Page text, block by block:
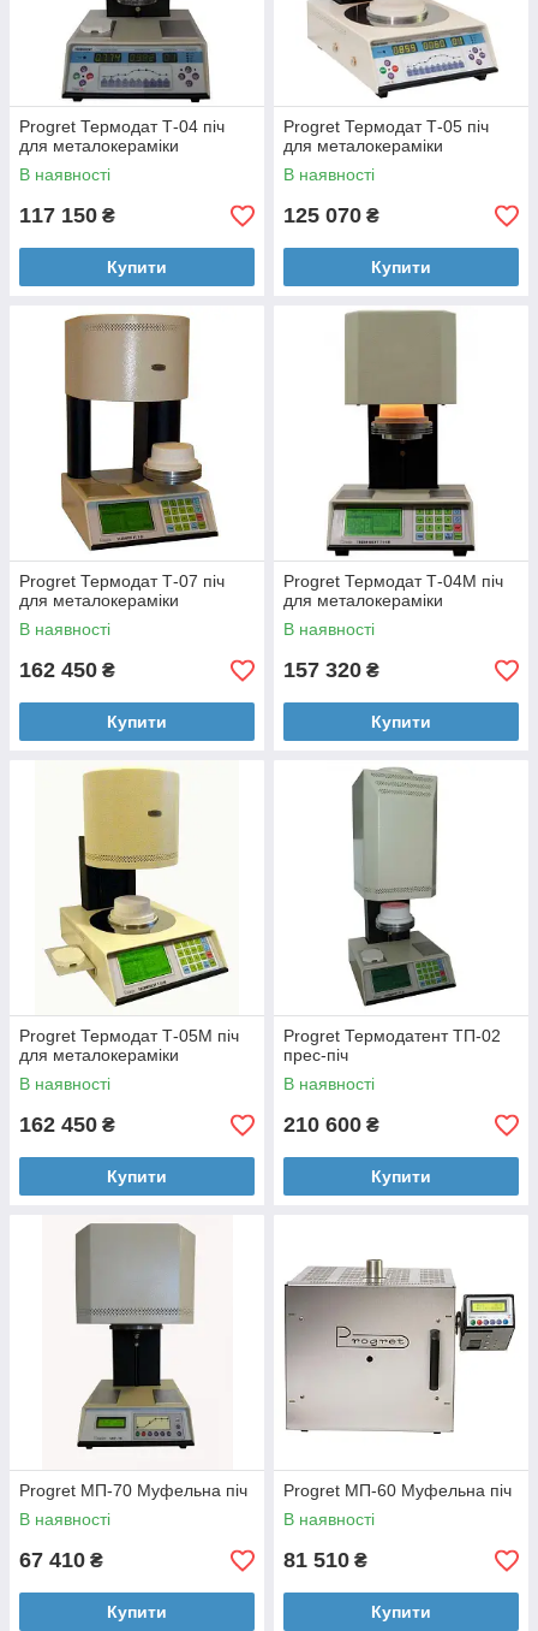
Progret Термодат Т-04 піч
для металокераміки
В наявності
117 150 ₴
Купити
Progret Термодат Т-05 піч
для металокераміки
В наявності
125 070 ₴
Купити
Progret Термодат Т-07 піч
для металокераміки
В наявності
162 450 ₴
Купити
Progret Термодат Т-04М піч
для металокераміки
В наявності
157 320 ₴
Купити
Progret Термодат Т-05М піч
для металокераміки
В наявності
162 450 ₴
Купити
Progret Термодатент ТП-02
прес-піч
В наявності
210 600 ₴
Купити
Progret МП-70 Муфельна піч
В наявності
67 410 ₴
Купити
Progret МП-60 Муфельна піч
В наявності
81 510 ₴
Купити